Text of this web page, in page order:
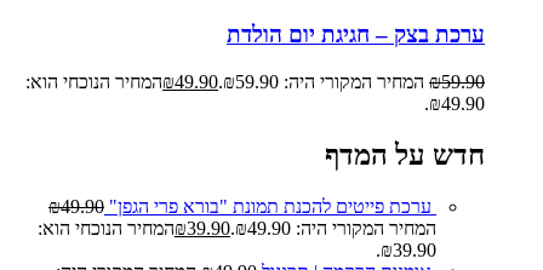
ערכת בצק – חגיגת יום הולדת
₪59.90 המחיר המקורי היה: ₪59.90. ₪49.90
המחיר הנוכחי הוא:
₪49.90.
חדש על המדף
ערכת פייטים להכנת תמונת "בורא פרי הגפן" ₪49.90
המחיר המקורי היה: ₪49.90.
₪39.90
המחיר הנוכחי הוא:
₪39.90.